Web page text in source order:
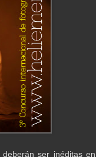
ser inéditas en